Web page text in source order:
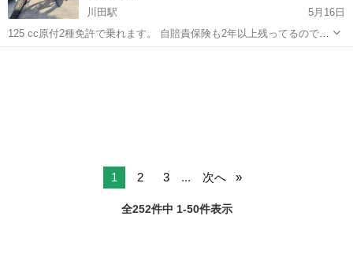
川田駅
5月16日
125 cc原付2種免許で乗れます。 自賠責保険も2年以上残ってるので、
お得🉐 全オーナーさんが女性だった事もあり、細かいキズは有ります
1 2 3 ... 次へ
全252件中 1-50件表示